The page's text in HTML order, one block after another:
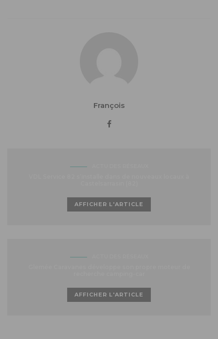
François
AFFICHER L'ARTICLE
AFFICHER L'ARTICLE